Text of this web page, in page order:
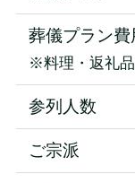
葬儀プラン費
※料理・返礼
参列人数
ご宗派